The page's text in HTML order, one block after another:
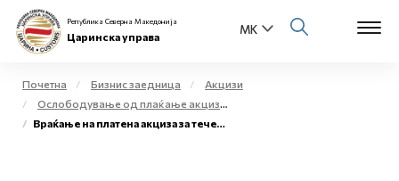
За нас
Република Северна Македонија
Царинска управа
Почетна Бизнис заедница
Акцизи
Ослободување од плаќање акциза и повластено користење на акцизни добра
Враќање на платена акциза за течен нафтен гас